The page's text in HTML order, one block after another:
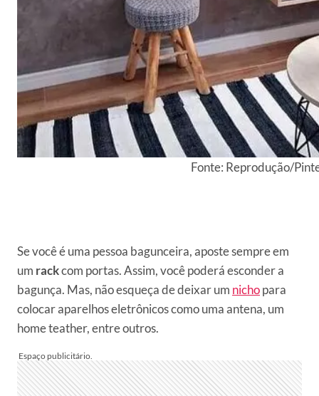
Fonte: Reprodução/
Se você é uma pessoa bagunceira, aposte sempre em
um rackcom portas. Assim, você poderá esconder a
bagunça. Mas, não esqueça de deixar um nichopara
colocar aparelhos eletrônicos como uma antena, um
home teather, entre outros.